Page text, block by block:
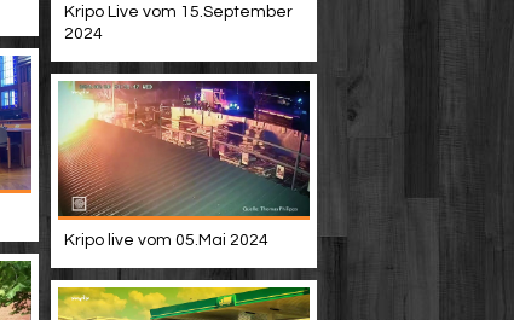
Kripo Live vom 15.September
2024
Kripo live vom 05.Mai 2024